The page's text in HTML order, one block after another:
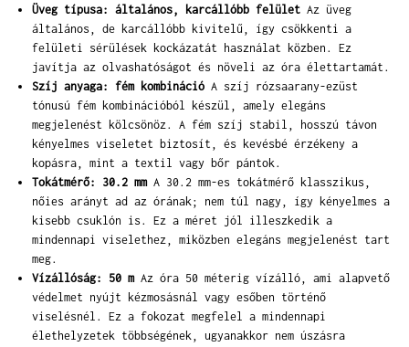
Üveg típusa: általános, karcállóbb felület Az üveg
általános, de karcállóbb kivitelű, így csökkenti a
felületi sérülések kockázatát használat közben. Ez
javítja az olvashatóságot és növeli az óra élettartamát.
Szíj anyaga: fém kombináció A szíj rózsaarany-ezüst
tónusú fém kombinációból készül, amely elegáns
megjelenést kölcsönöz. A fém szíj stabil, hosszú távon
kényelmes viseletet biztosít, és kevésbé érzékeny a
kopásra, mint a textil vagy bőr pántok.
Tokátmérő: 30.2 mmA 30.2 mm-es tokátmérő klasszikus,
nőies arányt ad az órának; nem túl nagy, így kényelmes a
kisebb csuklón is. Ez a méret jól illeszkedik a
mindennapi viselethez, miközben elegáns megjelenést tart
meg.
Vízállóság: 50 mAz óra 50 méterig vízálló, ami alapvető
védelmet nyújt kézmosásnál vagy esőben történő
viselésnél. Ez a fokozat megfelel a mindennapi
élethelyzetek többségének, ugyanakkor nem úszásra